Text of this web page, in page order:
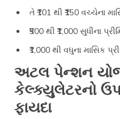
તે ₹101 થી ₹150 વચ્ચેના
₹500 થી ₹1,000 સુધીના
₹1,000 થી વધુના માસિક
અટલ પેન્શન
કેલ્ક્યુલેટરનો
ફાયદા